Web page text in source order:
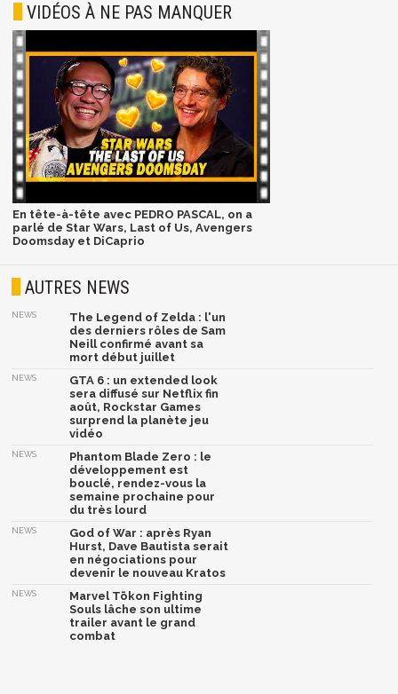
VIDÉOS À NE PAS MANQUER
En tête-à-tête avec PEDRO PASCAL, on a
parlé de Star Wars, Last of Us, Avengers
Doomsday et DiCaprio
AUTRES NEWS
NEWS
The Legend of Zelda : l'un
des derniers rôles de Sam
Neill confirmé avant sa
mort début juillet
NEWS
GTA 6 : un extended look
sera diffusé sur Netflix fin
août, Rockstar Games
surprend la planète jeu
vidéo
NEWS
Phantom Blade Zero : le
développement est
bouclé, rendez-vous la
semaine prochaine pour
du très lourd
NEWS
God of War : après Ryan
Hurst, Dave Bautista serait
en négociations pour
devenir le nouveau Kratos
NEWS
Marvel Tōkon Fighting
Souls lâche son ultime
trailer avant le grand
combat